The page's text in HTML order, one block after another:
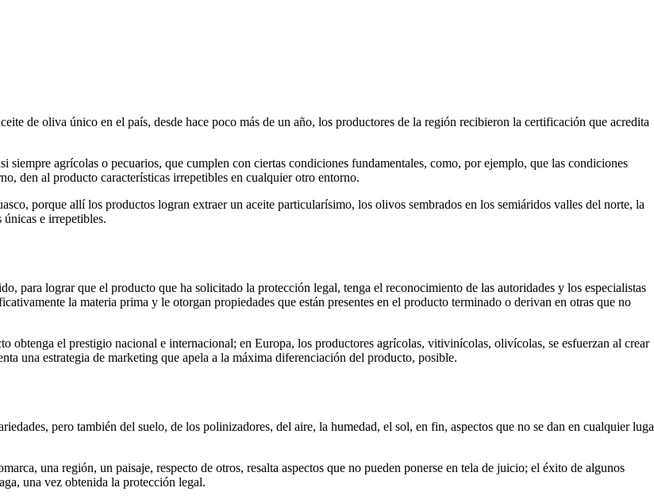
de oliva único en el país, desde hace poco más de un año, los productores de la región recibieron la certificación que acredita
siempre agrícolas o pecuarios, que cumplen con ciertas condiciones fundamentales, como, por ejemplo, que las condiciones
den al producto características irrepetibles en cualquier otro entorno.
porque allí los productos logran extraer un aceite particularísimo, los olivos sembrados en los semiáridos valles del norte, la
únicas e irrepetibles.
para lograr que el producto que ha solicitado la protección legal, tenga el reconocimiento de las autoridades y los especialistas
la materia prima y le otorgan propiedades que están presentes en el producto terminado o derivan en otras que no
obtenga el prestigio nacional e internacional; en Europa, los productores agrícolas, vitivinícolas, olivícolas, se esfuerzan al crear
una estrategia de marketing que apela a la máxima diferenciación del producto, posible.
pero también del suelo, de los polinizadores, del aire, la humedad, el sol, en fin, aspectos que no se dan en cualquier
una región, un paisaje, respecto de otros, resalta aspectos que no pueden ponerse en tela de juicio; el éxito de algunos
una vez obtenida la protección legal.